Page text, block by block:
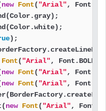
new Font("Arial",
);
Font("Arial", Font.BOLD,
new Font("Arial",
new Font("Arial",
new Font("Arial",